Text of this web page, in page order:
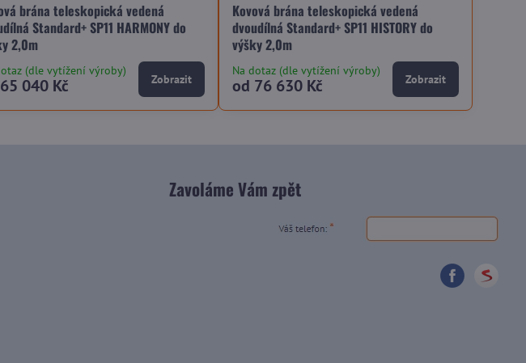
brána teleskopická vedená
Standard+ SP11 HARMONY do
2,0m
(dle vytížení výroby)
040 Kč Zobrazit
Kovová brána teleskopická vedená
dvoudílná Standard+ SP11 HISTORY do
výšky 2,0m
Na dotaz (dle vytížení výroby)
od 76 630 Kč Zobrazit
Zavoláme Vám zpět